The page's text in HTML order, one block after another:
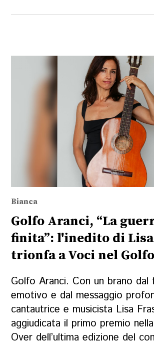
Bianca
Golfo Aranci, “La
finita”: l'inedito di
trionfa a Voci nel Golfo
Golfo Aranci. Con un brano
emotivo e dal messaggio
cantautrice e musicista Lisa
aggiudicata il primo premio
Over dell’ultima edizione del